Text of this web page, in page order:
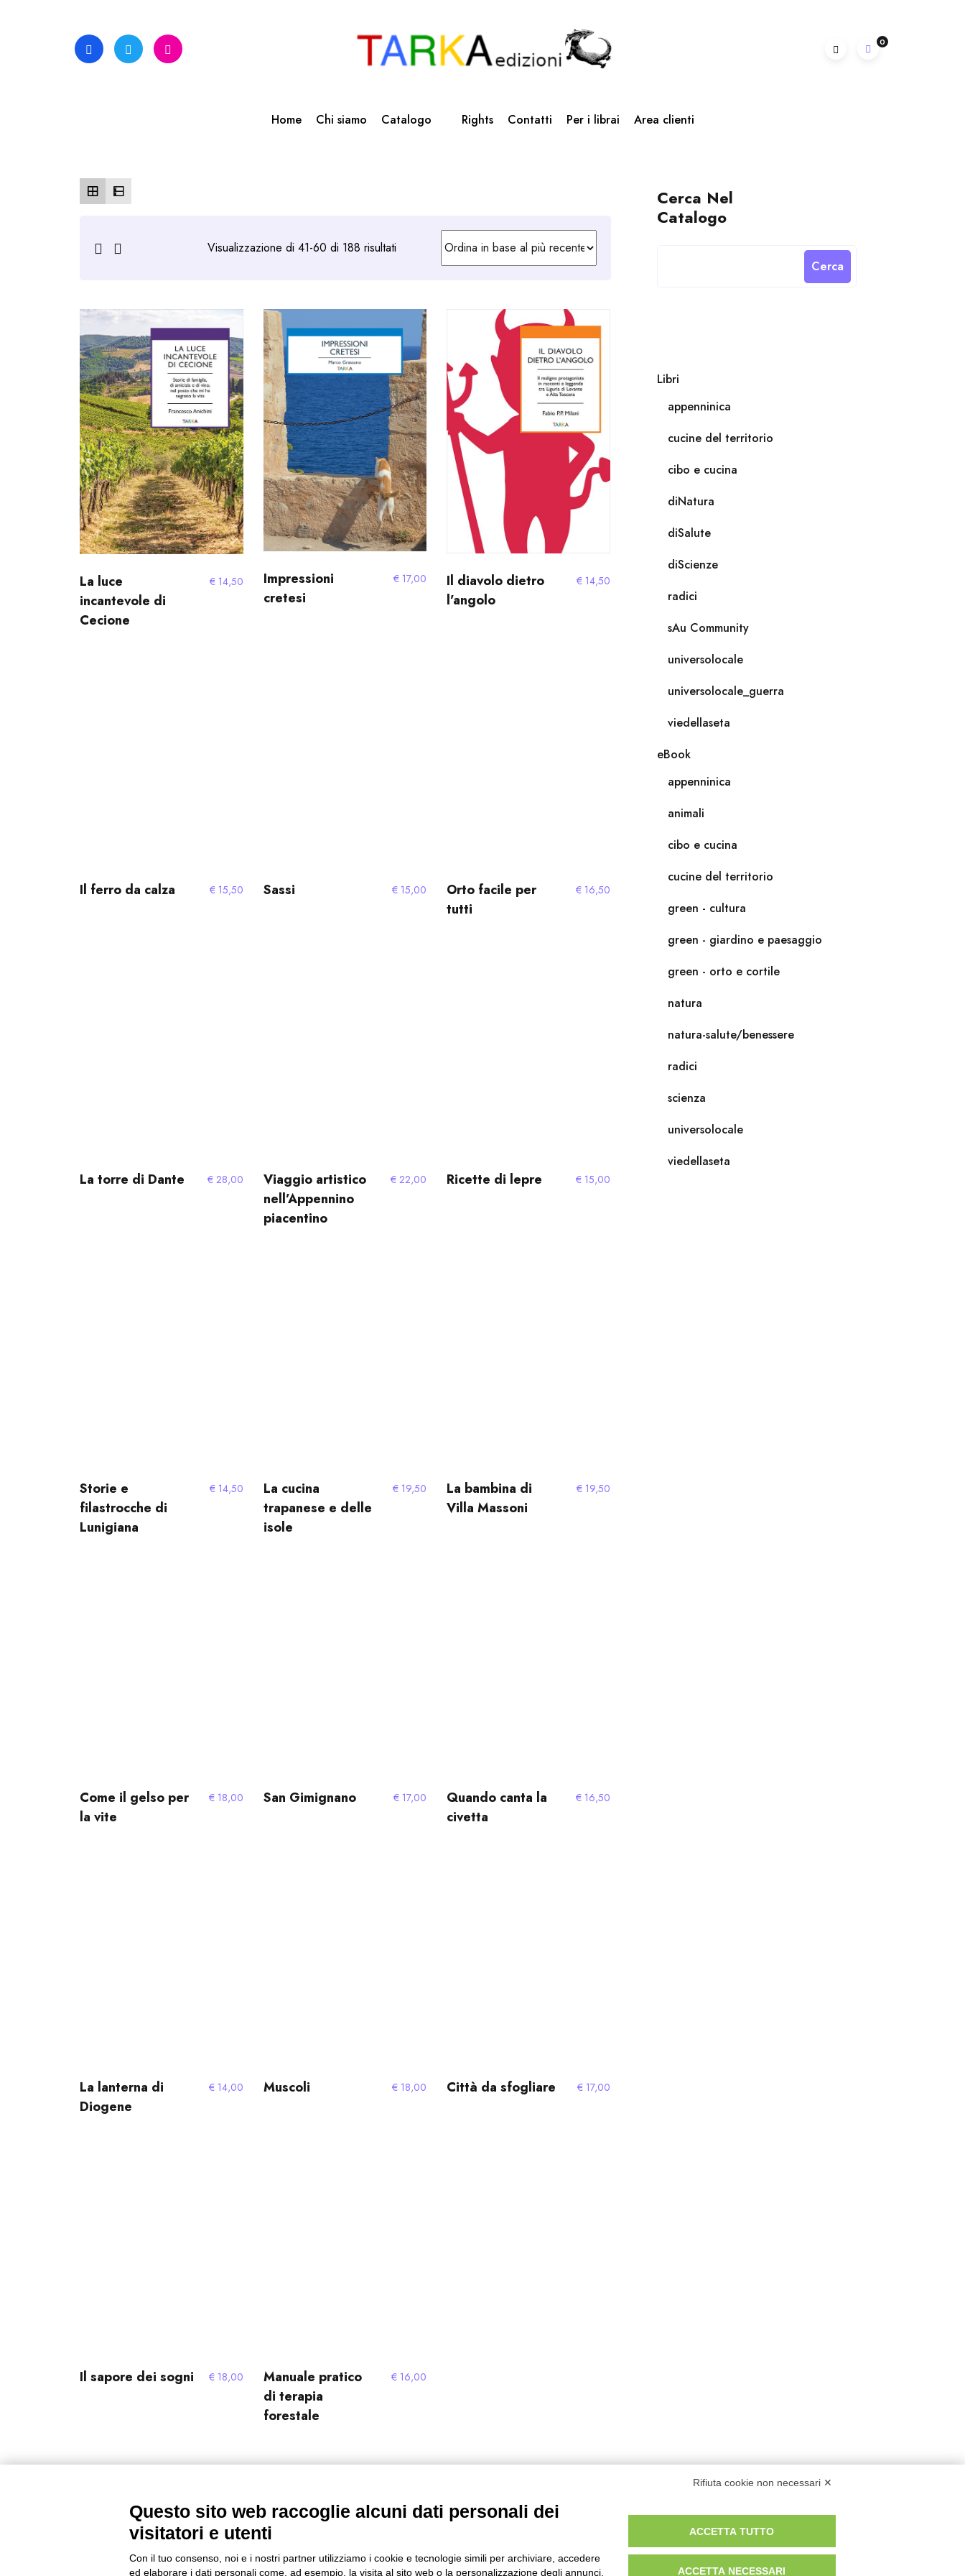
0
Home Chi siamo Catalogo Rights Contatti Per i librai Area clienti
Visualizzazione di 41-60 di 188 risultati
al
più
recente
La luce
incantevole di
Cecione
€14,50
Impressioni
cretesi
€ 17,00
Il diavolo dietro
l’angolo
€14,50
Il ferro da calza €15,50 Sassi € 15,00
Orto facile per
tutti
€16,50
La torre di Dante €28,00
Viaggio artistico
nell’Appennino
piacentino
€ 22,00 Ricette di lepre €15,00
Storie e
filastrocche di
Lunigiana
€14,50
La cucina
trapanese e delle
isole
€ 19,50
La bambina di
Villa Massoni
€19,50
Come il gelso per
la vite
€18,00 San Gimignano € 17,00
Quando canta la
civetta
€16,50
La lanterna di
Diogene
€14,00 Muscoli € 18,00 Città da sfogliare €17,00
Il sapore dei sogni €18,00
Manuale pratico
di terapia
forestale
€ 16,00
← 1 2 3 4 5 6 … 8 9 10 →
Cerca Nel
Catalogo
Cerca
Libri
appenninica
cucine del territorio
cibo e cucina
diNatura
diSalute
diScienze
radici
sAu Community
universolocale
universolocale_guerra
viedellaseta
eBook
appenninica
animali
cibo e cucina
cucine del territorio
green - cultura
green - giardino e paesaggio
green - orto e cortile
natura
natura-salute/benessere
radici
scienza
universolocale
viedellaseta
Rifiuta cookie non necessari ✕
Questo sito web raccoglie alcuni dati personali dei
visitatori e utenti
Con il tuo consenso, noi e i nostri partner utilizziamo i cookie e tecnologie simili per archiviare, accedere
ed elaborare i dati personali come, ad esempio, la visita al sito web o la personalizzazione degli annunci.
ACCETTA TUTTO
ACCETTA NECESSARI